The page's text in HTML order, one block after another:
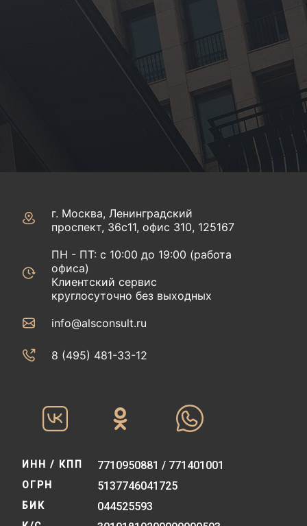
г. Москва, Ленинградский
проспект, 36с11, офис 310, 125167
ПН - ПТ: с 10:00 до 19:00 (работа
офиса)
Клиентский сервис
круглосуточно без выходных
info@alsconsult.ru
8 (495) 481-33-12‬‬
ИНН / КПП 7710950881 / 771401001
ОГРН 5137746041725
БИК 044525593